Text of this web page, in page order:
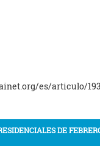
es/articulo/
DE